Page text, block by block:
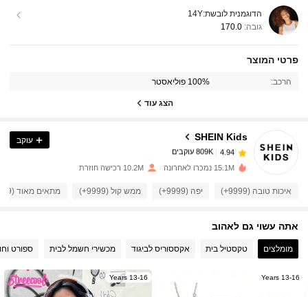
הדוגמנית לובשת:14Y
גובה: 170.0
פרטי המוצר
הרכב: 100% פוליאסטר
הצג עוד
SHEIN Kids
4.94
809K עוקבים
לפני יום אחד
4.94 809K עוקבים
עוקב
15.1M נמכרו לאחרונה 10.2M רכישה חוזרת
איכות טובה (9999+) יפה (9999+) ממש קול (9999+) מתאים מאוד (9999+)
אתה עשוי גם לאהוב
מומלצים טקסטיל בית אקססוריס לביגוד מכשירי חשמל לבית ספורט
13-16 Years
13-16 Years